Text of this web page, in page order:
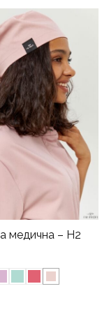
медична – H2